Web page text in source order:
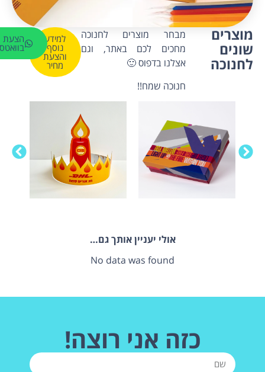
מוצרים
שונים
לחנוכה
מבחר מוצרים לחנוכה
מחכים לכם באתר, וגם
אצלנו בדפוס 🙂
חנוכה שמח!!
למידע
נוסף
והצעת
מחיר
הצעת
אולי יעניין אותך גם…
No data was found
כזה אני רוצה!